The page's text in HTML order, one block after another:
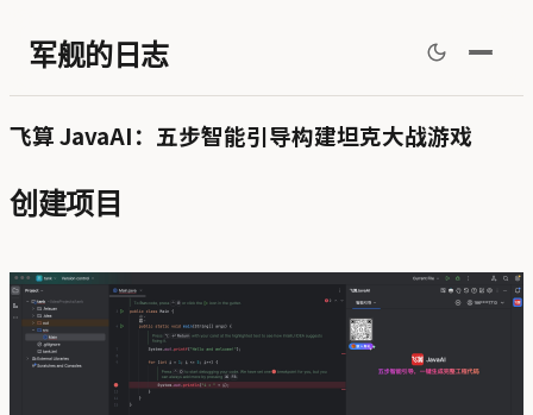
军舰的日志
飞算 JavaAI：五步智能引导构建坦克大战游戏
创建项目